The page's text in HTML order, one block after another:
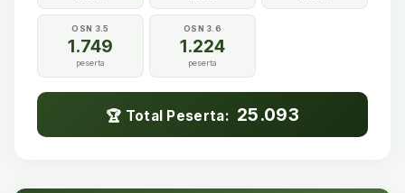
OSN 3.5
1.749
peserta
OSN 3.6
1.224
peserta
🏆 Total Peserta: 25.093